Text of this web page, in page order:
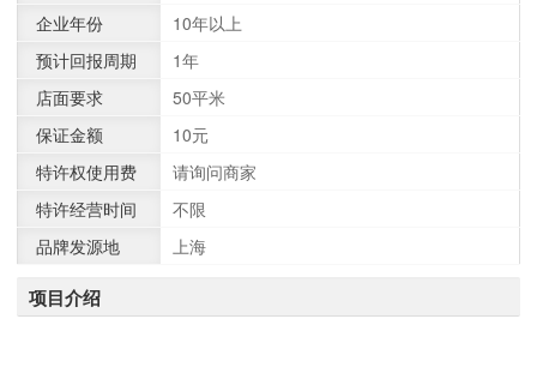
企业年份
10年以上
预计回报周期
1年
店面要求
50平米
保证金额
10元
特许权使用费
请询问商家
特许经营时间
不限
品牌发源地
上海
项目介绍